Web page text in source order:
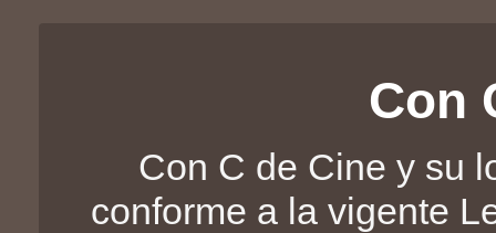
Con
Con C de Cine y su
conforme a la vigente